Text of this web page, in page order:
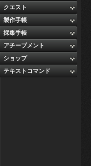
クエスト
製作手帳
採集手帳
アチーブメント
ショップ
テキストコマンド